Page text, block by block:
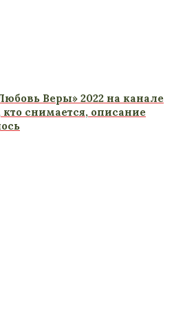
Веры» 2022 на канале
снимается, описание